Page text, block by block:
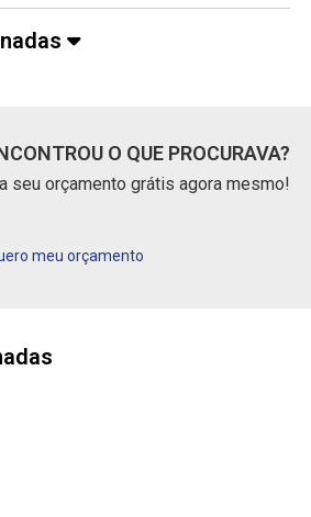
O QUE PROCURAVA?
seu orçamento grátis agora mesmo!
meu orçamento